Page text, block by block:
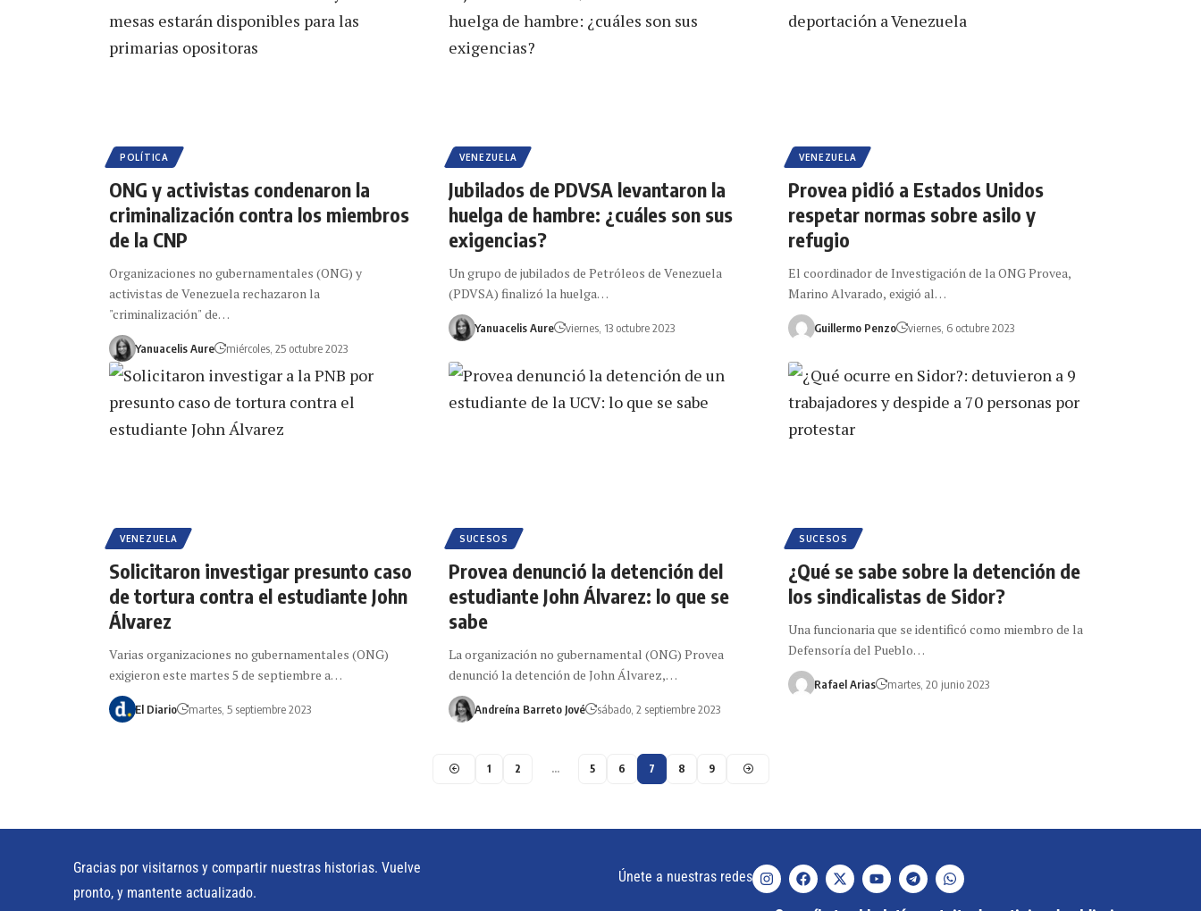
POLÍTICA
ONG y activistas condenaron la
criminalización contra los miembros
de la CNP
Organizaciones no gubernamentales (ONG) y
activistas de Venezuela rechazaron la
"criminalización" de…
Yanuacelis Aure miércoles, 25 octubre 2023
VENEZUELA
Jubilados de PDVSA levantaron la
huelga de hambre: ¿cuáles son sus
exigencias?
Un grupo de jubilados de Petróleos de Venezuela
(PDVSA) finalizó la huelga…
Yanuacelis Aure viernes, 13 octubre 2023
VENEZUELA
Provea pidió a Estados Unidos
respetar normas sobre asilo y
refugio
El coordinador de Investigación de la ONG Provea,
Marino Alvarado, exigió al…
Guillermo Penzo viernes, 6 octubre 2023
VENEZUELA
Solicitaron investigar presunto caso
de tortura contra el estudiante John
Álvarez
Varias organizaciones no gubernamentales (ONG)
exigieron este martes 5 de septiembre a…
El Diario martes, 5 septiembre 2023
SUCESOS
Provea denunció la detención del
estudiante John Álvarez: lo que se
sabe
La organización no gubernamental (ONG) Provea
denunció la detención de John Álvarez,…
Andreína Barreto Jové sábado, 2 septiembre 2023
SUCESOS
¿Qué se sabe sobre la detención de
los sindicalistas de Sidor?
Una funcionaria que se identificó como miembro de la
Defensoría del Pueblo…
Rafael Arias martes, 20 junio 2023
1 2 … 5 6 7 8 9
Gracias por visitarnos y compartir nuestras historias. Vuelve
pronto, y mantente actualizado.
Únete a nuestras redes